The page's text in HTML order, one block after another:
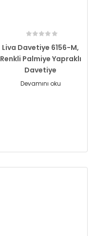
Liva Davetiye 6156-M,
Renkli Palmiye Yapraklı
Davetiye
Devamını oku